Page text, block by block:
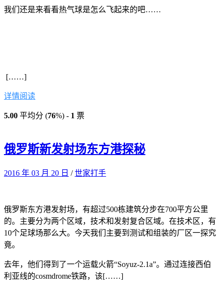
我们还是来看看热气球是怎么飞起来的吧……
[……]
详情阅读
5.00 平均分 (76%) - 1 票
俄罗斯新发射场东方港探秘
2016 年 03 月 20 日 /世家打手
俄罗斯东方港发射场，有超过500栋建筑分步在700平方公里
的。主要分为两个区域，技术和发射复合区域。在技术区，有
10个足球场那么大。今天我们主要到测试和组装的厂区一探究
竟。
去年，他们得到了一个运载火箭“Soyuz-2.1a”。通过连接西伯
利亚线的cosmdrome铁路，该[……]